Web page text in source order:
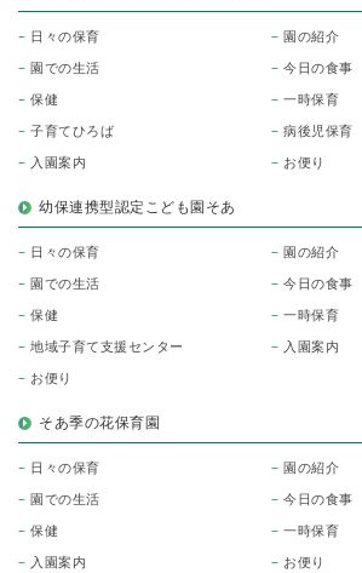
日々の保育 園の紹介
園での生活 今日の食事
保健 一時保育
子育てひろば 病後児保育
入園案内 お便り
幼保連携型認定こども園そあ
日々の保育 園の紹介
園での生活 今日の食事
保健 一時保育
地域子育て支援センター 入園案内
お便り
そあ季の花保育園
日々の保育 園の紹介
園での生活 今日の食事
保健 一時保育
入園案内 お便り